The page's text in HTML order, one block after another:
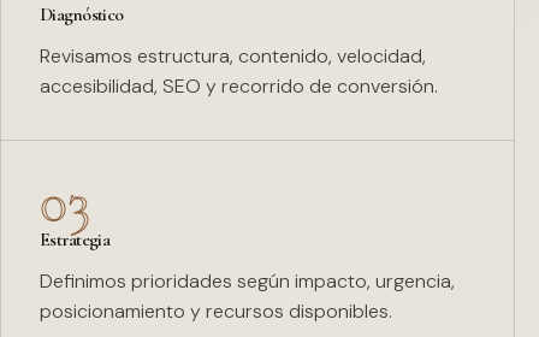
Diagnóstico
Revisamos estructura, contenido, velocidad,
accesibilidad, SEO y recorrido de conversión.
03
Estrategia
Definimos prioridades según impacto, urgencia,
posicionamiento y recursos disponibles.